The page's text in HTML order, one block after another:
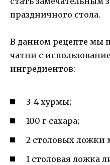
праздничного стола.
В данном рецепте мы
чатни с
ингредиентов:
3-4 хурмы;
100 г сахара;
2 столовых ложки
1 столовая ложка